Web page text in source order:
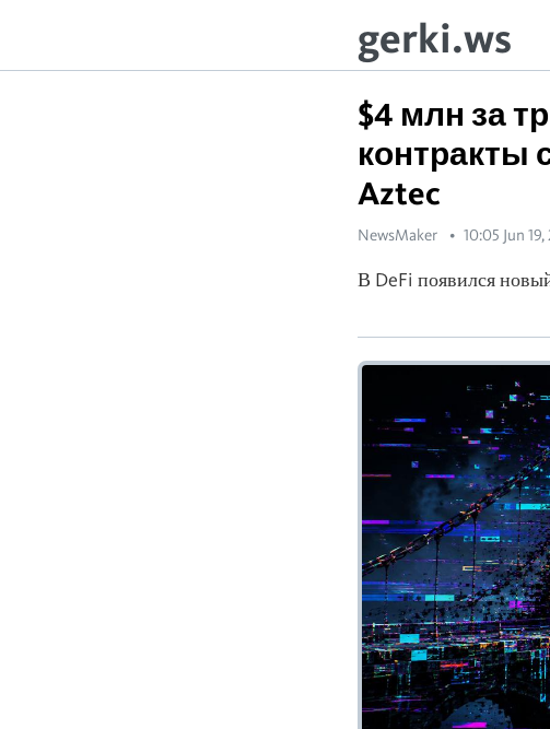
gerki.ws
$4 млн за
контракты
Aztec
NewsMaker 10:05 Jun
В DeFi появился